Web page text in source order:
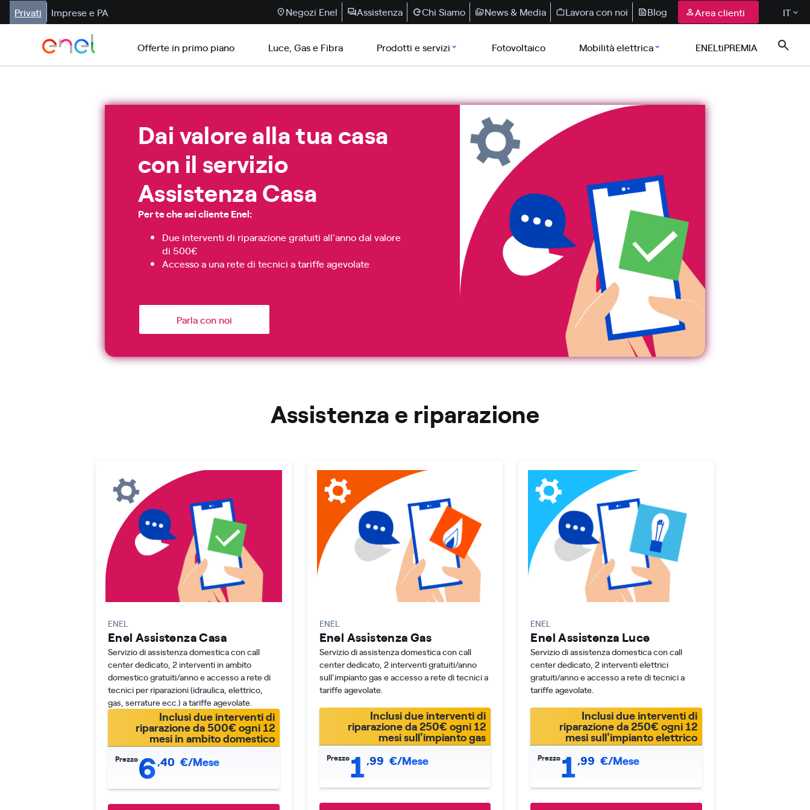
Privati Imprese e PA Negozi Enel Assistenza Chi Siamo News & Media Lavora con noi Blog Area clienti IT
Offerte in primo piano Luce, Gas e Fibra Prodotti e servizi Fotovoltaico Mobilità elettrica ENELtiPREMIA
Dai valore alla tua casa
con il servizio
Assistenza Casa
Per te che sei cliente Enel:
Due interventi di riparazione gratuiti all'anno dal valore
di 500€
Accesso a una rete di tecnici a tariffe agevolate
Parla con noi
Assistenza e riparazione
ENEL
Enel Assistenza Casa
Servizio di assistenza domestica con call
center dedicato, 2 interventi in ambito
domestico gratuiti/anno e accesso a rete di
tecnici per riparazioni (idraulica, elettrico,
gas, serrature ecc.) a tariffe agevolate.
Inclusi due interventi di
riparazione da 500€ ogni 12
mesi in ambito domestico
Prezzo6,40 €/Mese
ENEL
Enel Assistenza Gas
Servizio di assistenza domestica con call
center dedicato, 2 interventi gratuiti/anno
sull’impianto gas e accesso a rete di tecnici a
tariffe agevolate.
Inclusi due interventi di
riparazione da 250€ ogni 12
mesi sull'impianto gas
Prezzo1 ,99 €/Mese
ENEL
Enel Assistenza Luce
Servizio di assistenza domestica con call
center dedicato, 2 interventi elettrici
gratuiti/anno e accesso a rete di tecnici a
tariffe agevolate.
Inclusi due interventi di
riparazione da 250€ ogni 12
mesi sull'impianto elettrico
Prezzo1 ,99 €/Mese